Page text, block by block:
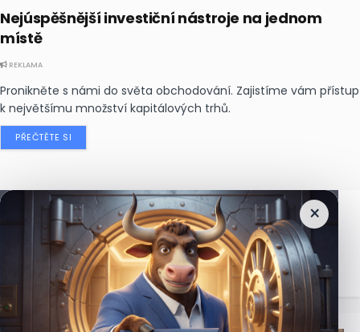
Nejúspěšnější investiční nástroje na jednom
místě
REKLAMA
Pronikněte s námi do světa obchodování. Zajistíme vám přístup
k největšímu množství kapitálových trhů.
PŘEČTĚTE SI
×
Nejčtenějšízprávy